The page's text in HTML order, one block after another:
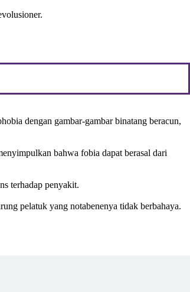
dengan gambar-gambar binatang beracun,
bahwa fobia dapat berasal dari
terhadap penyakit.
pelatuk yang notabenenya tidak berbahaya.